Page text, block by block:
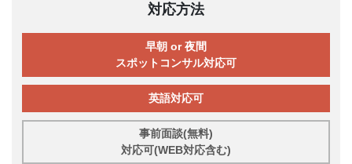
対応方法
早朝 or 夜間
スポットコンサル対応可
英語対応可
事前面談(無料)
対応可(WEB対応含む)